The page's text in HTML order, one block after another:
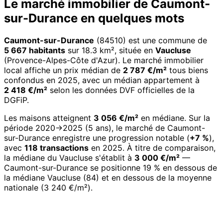
Le marché immobilier de Caumont-
sur-Durance en quelques mots
Caumont-sur-Durance (84510) est une commune de
5 667 habitants sur 18.3 km², située en Vaucluse
(Provence-Alpes-Côte d'Azur). Le marché immobilier
local affiche un prix médian de 2 787 €/m² tous biens
confondus en 2025, avec un médian appartement à
2 418 €/m² selon les données DVF officielles de la
DGFiP.
Les maisons atteignent 3 056 €/m² en médiane. Sur la
période 2020→2025 (5 ans), le marché de Caumont-
sur-Durance enregistre une progression notable (+7 %),
avec 118 transactions en 2025. À titre de comparaison,
la médiane du Vaucluse s'établit à 3 000 €/m² —
Caumont-sur-Durance se positionne 19 % en dessous de
la médiane Vaucluse (84) et en dessous de la moyenne
nationale (3 240 €/m²).